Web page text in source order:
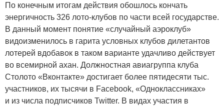
По конечным итогам действия обошлось кончать
энергичность 326 лото-клубов по части всей государстве.
В данный момент понятие «случайный аэроклуб»
видоизменилось в гарита условных клубов дилетантов
лотерей вдобавок в таком варианте удачливо действует
во всемирной ахан. Должностная авиагруппа клуба
Столото «Вконтакте» достигает более пятидесяти тыс.
участников, их тысячи в Facebook, «Одноклассниках»
и из числа подписчиков Twitter. В видах участия в